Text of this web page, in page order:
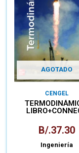
AGOTADO
CENGEL
B/.37.30
Ingeniería